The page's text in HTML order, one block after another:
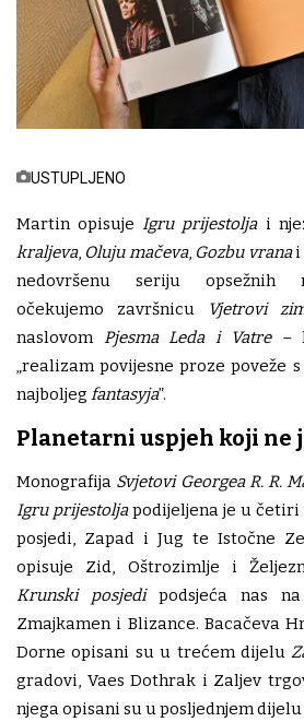
USTUPLJENO
Martin opisujeIgru prijestoljai
kraljeva, Oluju mačeva, Gozbu vranai
nedovršenu seriju opsežnih
očekujemo završnicu
Vjetrovi
naslovom Pjesma Leda i Vatre–
„realizam povijesne proze poveže
najboljeg fantasyja”.
Planetarni uspjeh koji ne
Monografija Svjetovi Georgea R. R.
Igru prijestoljapodijeljena je u četiri
posjedi, Zapad i Jug te Istočne
opisuje Zid, Oštrozimlje i
Krunski posjedipodsjeća nas na
Zmajkamen i Blizance. Bacačeva
Dorne opisani su u trećem dijelu
gradovi, Vaes Dothrak i Zaljev
njega opisani su u posljednjem dijelu